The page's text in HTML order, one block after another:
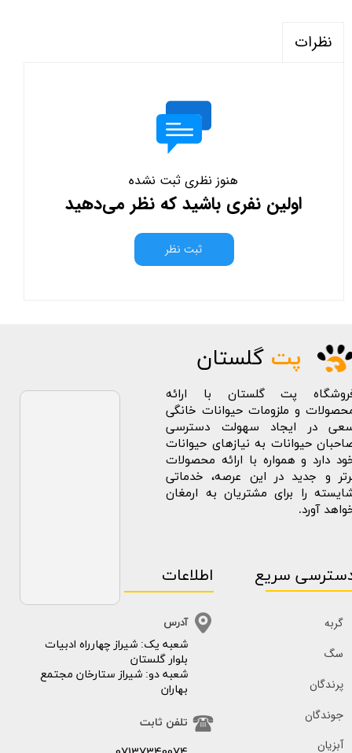
نظرات
هنوز نظری ثبت نشده
اولین نفری باشید که نظر می‌دهید
ثبت نظر
پت گلستان
پت گلستان با ارائه
و ملزومات حیوانات خانگی
در ایجاد سهولت دسترسی
حیوانات به نیازهای حیوانات
دارد و همواره با ارائه محصولات
و جدید در این عرصه، خدماتی
را برای مشتریان به ارمغان
آورد.
سریع
گربه
سگ
پرندگان
جوندگان
آبزیان
​​شعبه یک: شیراز چهارراه ادبیات
بلوار گلستان
شعبه دو: شیراز ستارخان مجتمع
بهاران
اطلاعات
آدرس
تلفن ثابت